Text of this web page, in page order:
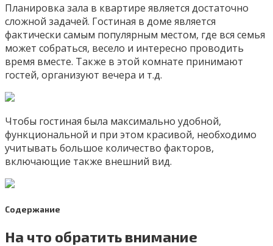
Планировка зала в квартире является достаточно
сложной задачей. Гостиная в доме является
фактически самым популярным местом, где вся семья
может собраться, весело и интересно проводить
время вместе. Также в этой комнате принимают
гостей, организуют вечера и т.д.
Чтобы гостиная была максимально удобной,
функциональной и при этом красивой, необходимо
учитывать большое количество факторов,
включающие также внешний вид.
Содержание
На что обратить внимание